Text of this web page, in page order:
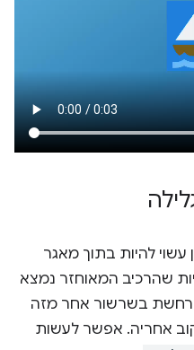
להיות בתוך מאגר
שהרכיב המאוחזר נמצא
בשרשור אחר מזה
אחריה. אפשר לעשות